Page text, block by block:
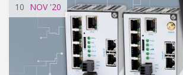
10 NOV'20